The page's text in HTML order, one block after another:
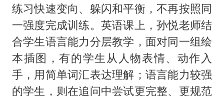
练习快速变向、躲闪和平衡，不再按照同
一强度完成训练。英语课上，孙悦老师结
合学生语言能力分层教学，面对同一组绘
本插图，有的学生从人物表情、动作入
手，用简单词汇表达理解；语言能力较强
的学生，则在追问中尝试更完整、更规范